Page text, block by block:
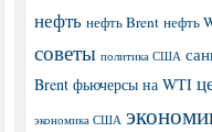
нефть нефть Brent нефть
советы политика США
Brent фьючерсы на WTI
экономика США